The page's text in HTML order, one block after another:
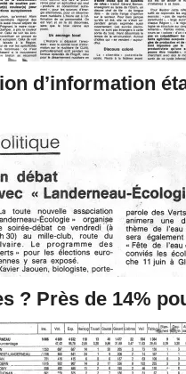
d’information
? Près de 14%